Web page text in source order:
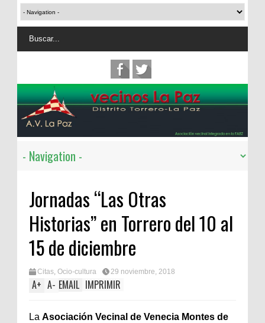
Jornadas “Las Otras
Historias” en Torrero del 10 al
15 de diciembre
Citas, Ocio-cultura 29 noviembre, 2018
A+ A- EMAIL IMPRIMIR
La Asociación Vecinal de Venecia Montes de